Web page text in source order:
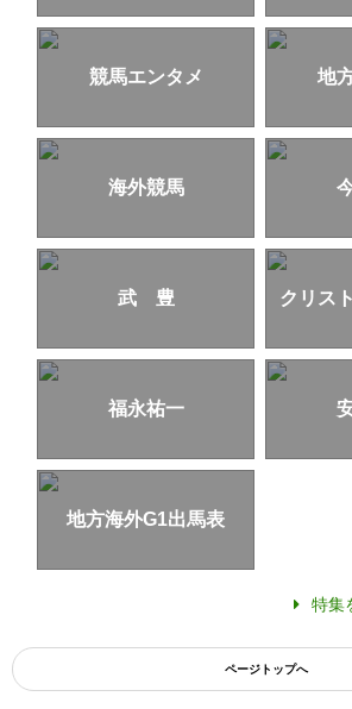
競馬エンタメ 地
海外競馬
武 豊 クリス
福永祐一
地方海外G1出馬表
特集
ページトップへ